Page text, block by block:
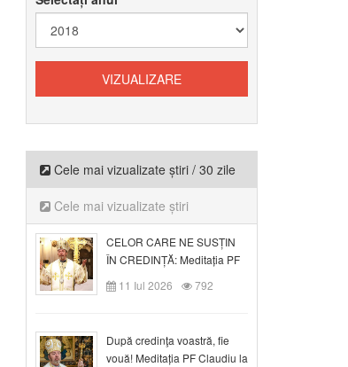
Cele mai vizualizate știri / 30 zile
Cele mai vizualizate știri
CELOR CARE NE SUSȚIN
ÎN CREDINȚĂ: Meditația PF
Claudiu la Duminica a VI-a
după Rusalii
11 Iul 2026 792
După credinţa voastră, fie
vouă! Meditația PF Claudiu la